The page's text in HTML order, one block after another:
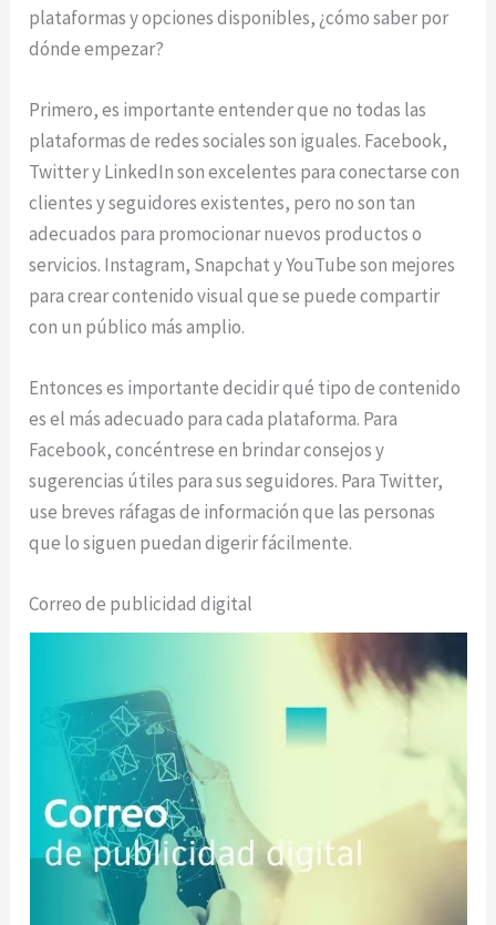
plataformas y opciones disponibles, ¿cómo saber por
dónde empezar?
Primero, es importante entender que no todas las
plataformas de redes sociales son iguales. Facebook,
Twitter y LinkedIn son excelentes para conectarse con
clientes y seguidores existentes, pero no son tan
adecuados para promocionar nuevos productos o
servicios. Instagram, Snapchat y YouTube son mejores
para crear contenido visual que se puede compartir
con un público más amplio.
Entonces es importante decidir qué tipo de contenido
es el más adecuado para cada plataforma. Para
Facebook, concéntrese en brindar consejos y
sugerencias útiles para sus seguidores. Para Twitter,
use breves ráfagas de información que las personas
que lo siguen puedan digerir fácilmente.
Correo de publicidad digital